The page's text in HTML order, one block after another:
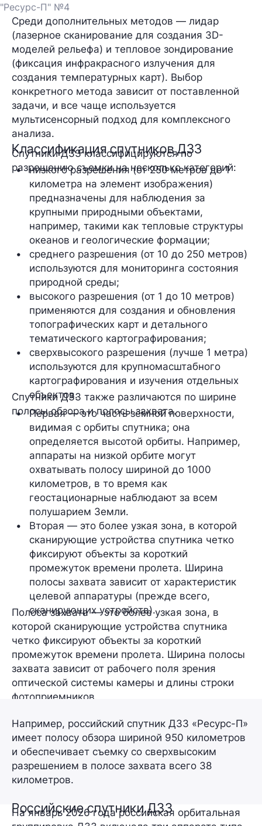
"Ресурс-П" №4
Среди дополнительных методов — лидар
(лазерное сканирование для создания 3D-
моделей рельефа) и тепловое зондирование
(фиксация инфракрасного излучения для
создания температурных карт). Выбор
конкретного метода зависит от поставленной
задачи, и все чаще используется
мультисенсорный подход для комплексного
анализа.
Классификация спутников ДЗЗ
Спутники ДЗЗ классифицируются по
разрешению съемки на несколько категорий:
низкого разрешения (от 250 метров до 1
километра на элемент изображения)
предназначены для наблюдения за
крупными природными объектами,
например, такими как тепловые структуры
океанов и геологические формации;
среднего разрешения (от 10 до 250 метров)
используются для мониторинга состояния
природной среды;
высокого разрешения (от 1 до 10 метров)
применяются для создания и обновления
топографических карт и детального
тематического картографирования;
сверхвысокого разрешения (лучше 1 метра)
используются для крупномасштабного
картографирования и изучения отдельных
объектов.
Спутники ДЗЗ также различаются по ширине
полосы обзора и полосы захвата.
Первая — это часть земной поверхности,
видимая с орбиты спутника; она
определяется высотой орбиты. Например,
аппараты на низкой орбите могут
охватывать полосу шириной до 1000
километров, в то время как
геостационарные наблюдают за всем
полушарием Земли.
Вторая — это более узкая зона, в которой
сканирующие устройства спутника четко
фиксируют объекты за короткий
промежуток времени пролета. Ширина
полосы захвата зависит от характеристик
целевой аппаратуры (прежде всего,
сканирующих устройств).
Полоса захвата — это более узкая зона, в
которой сканирующие устройства спутника
четко фиксируют объекты за короткий
промежуток времени пролета. Ширина полосы
захвата зависит от рабочего поля зрения
оптической системы камеры и длины строки
фотоприемников.
Например, российский спутник ДЗЗ «Ресурс-П»
имеет полосу обзора шириной 950 километров
и обеспечивает съемку со сверхвысоким
разрешением в полосе захвата всего 38
километров.
Российские спутники ДЗЗ
На январь 2026 года российская орбитальная